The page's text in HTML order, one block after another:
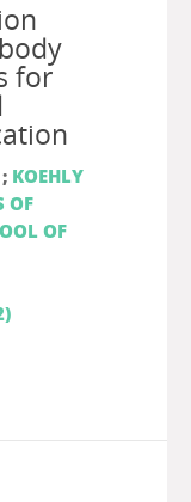
for
KOEHLY
OF
OF